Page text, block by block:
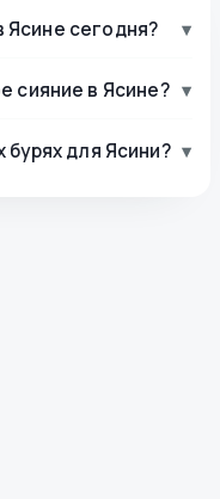
Ясине сегодня? ▾
сияние в Ясине? ▾
для Ясини? ▾